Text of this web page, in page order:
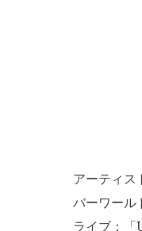
アーティ
バーワール
ライブ：